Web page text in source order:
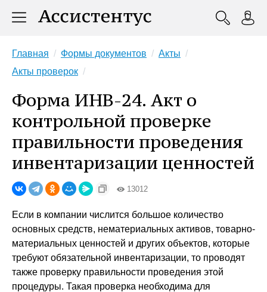
Главная Формы документов
Акты
Акты проверок
Форма ИНВ-24. Акт о
контрольной проверке
правильности проведения
инвентаризации ценностей
13012
Если в компании числится большое количество
основных средств, нематериальных активов, товарно-
материальных ценностей и других объектов, которые
требуют обязательной инвентаризации, то проводят
также проверку правильности проведения этой
процедуры. Такая проверка необходима для